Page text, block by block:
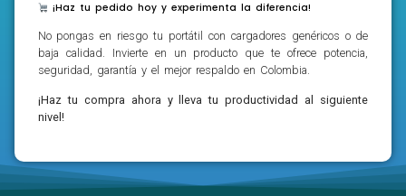
¡Haz tu pedido hoy y experimenta la diferencia!
No pongas en riesgo tu portátil con cargadores genéricos o de
baja calidad. Invierte en un producto que te ofrece potencia,
seguridad, garantía y el mejor respaldo en Colombia.
¡Haz tu compra ahora y lleva tu productividad al siguiente
nivel!